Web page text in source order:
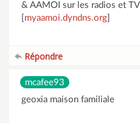
& AAMOI sur les radios et TV
myaamoi.dyndns.org
Répondre
mcafee93
geoxia maison familiale